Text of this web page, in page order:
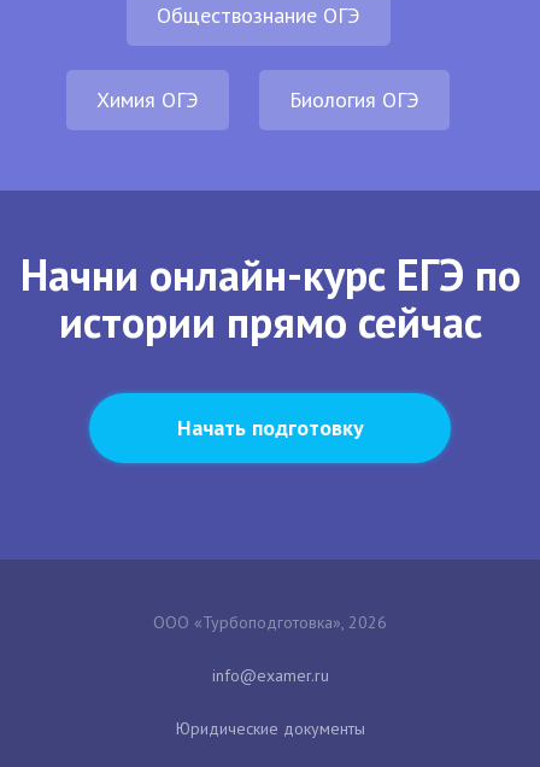
Обществознание ОГЭ
Химия ОГЭ Биология ОГЭ
Начни онлайн-курс ЕГЭ по
истории прямо сейчас
Начать подготовку
ООО «Турбоподготовка», 2026
Юридические документы